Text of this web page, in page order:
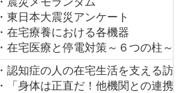
・東日本大震災アンケート
・在宅療養における各機器
・在宅医療と停電対策～６つの柱～
・認知症の人の在宅生活を支える訪
・「身体は正直だ！他機関との連携